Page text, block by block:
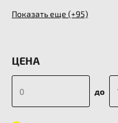
Показать еще (+95)
ЦЕНА
до